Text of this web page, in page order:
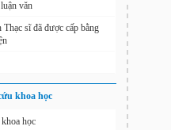
văn
Thạc sĩ đã được cấp bằng
khoa học
học